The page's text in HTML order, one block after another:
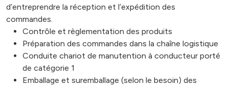
d’entreprendre la réception et l’expédition des
commandes.
Contrôle et règlementation des produits
Préparation des commandes dans la chaîne logistique
Conduite chariot de manutention à conducteur porté
de catégorie 1
Emballage et suremballage (selon le besoin) des